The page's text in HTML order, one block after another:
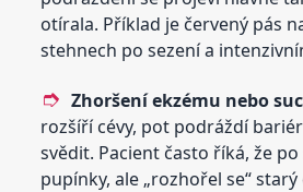
otírala. Příklad je červený pás
stehnech po sezení a
Zhoršení ekzému nebo
rozšíří cévy, pot podráždí
svědit. Pacient často říká, že
pupínky, ale „rozhořel se“ starý